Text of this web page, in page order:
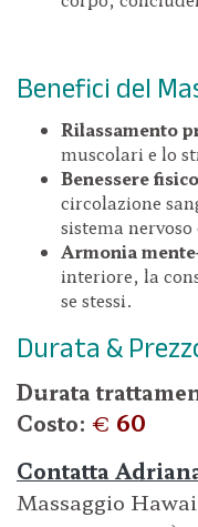
Benefici del
Rilassamento
muscolari e lo
Benessere
circolazione
sistema
Armonia
interiore, la
se stessi.
Durata &
Durata
Costo: € 60
Contatta
Massaggio